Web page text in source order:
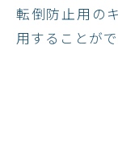
転倒防止用の
用することがで